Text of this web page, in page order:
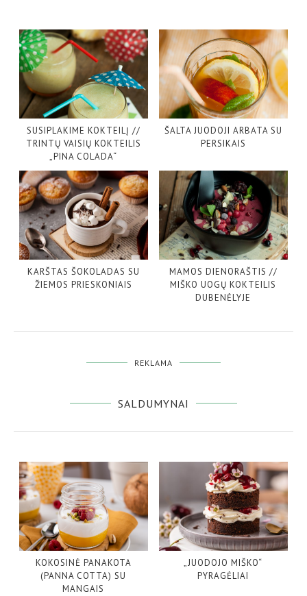
SUSIPLAKIME KOKTEILĮ //
TRINTŲ VAISIŲ KOKTEILIS
„PINA COLADA“
ŠALTA JUODOJI ARBATA SU
PERSIKAIS
KARŠTAS ŠOKOLADAS SU
ŽIEMOS PRIESKONIAIS
MAMOS DIENORAŠTIS //
MIŠKO UOGŲ KOKTEILIS
DUBENĖLYJE
REKLAMA
SALDUMYNAI
KOKOSINĖ PANAKOTA
(PANNA COTTA) SU
MANGAIS
„JUODOJO MIŠKO“
PYRAGĖLIAI